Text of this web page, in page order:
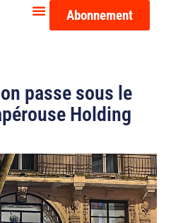
Abonnement
passe sous le
Holding